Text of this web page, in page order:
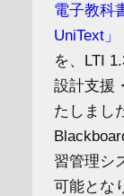
電子教科
UniText」
を、LTI
設計支援
たしまし
習管理シ
可能とな